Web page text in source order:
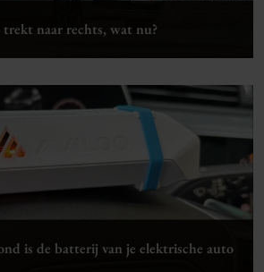
naar rechts, wat nu?
is de batterij van je elektrische auto